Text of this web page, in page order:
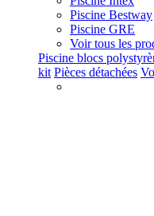
Piscine Bestway
Piscine GRE
Voir tous les
Piscine blocs
kit Pièces détachées